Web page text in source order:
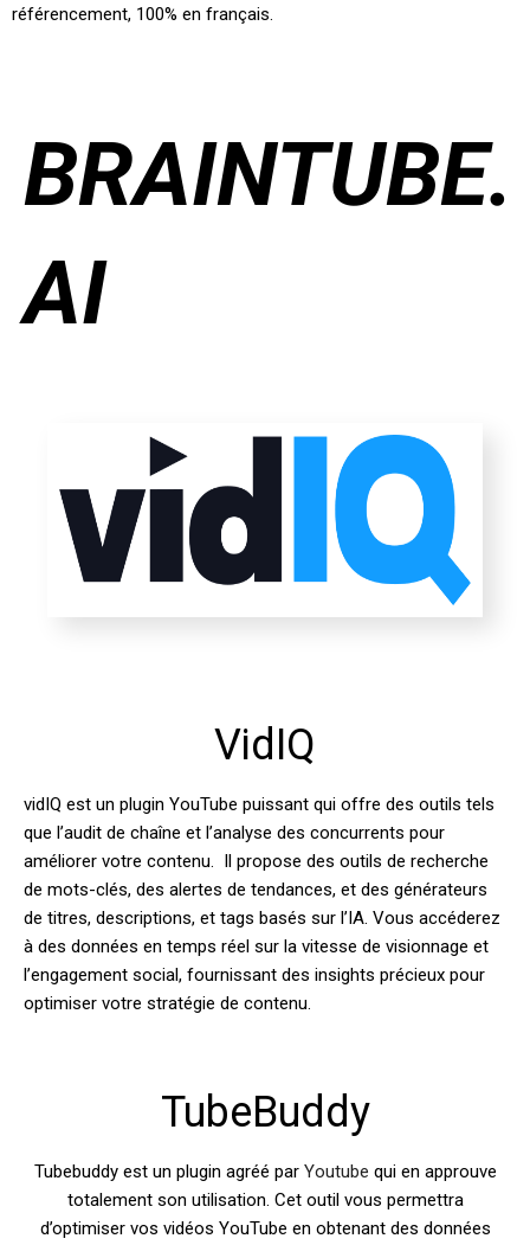
référencement, 100% en français.
BRAINTUBE.
AI
VidIQ
vidIQ est un plugin YouTube puissant qui offre des outils tels
que l’audit de chaîne et l’analyse des concurrents pour
améliorer votre contenu. Il propose des outils de recherche
de mots-clés, des alertes de tendances, et des générateurs
de titres, descriptions, et tags basés sur l’IA. Vous accéderez
à des données en temps réel sur la vitesse de visionnage et
l’engagement social, fournissant des insights précieux pour
optimiser votre stratégie de contenu.
TubeBuddy
Tubebuddy est un plugin agréé par Youtube qui en approuve
totalement son utilisation. Cet outil vous permettra
d’optimiser vos vidéos YouTube en obtenant des données